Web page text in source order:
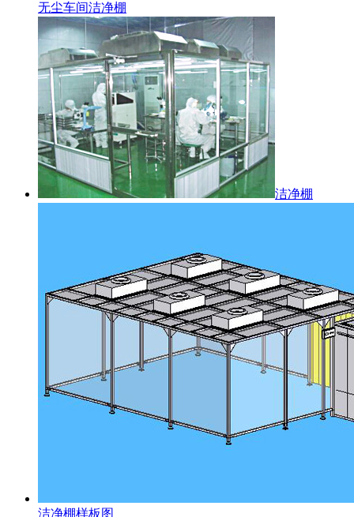
无尘车间洁净棚
洁净棚
洁净棚样板图